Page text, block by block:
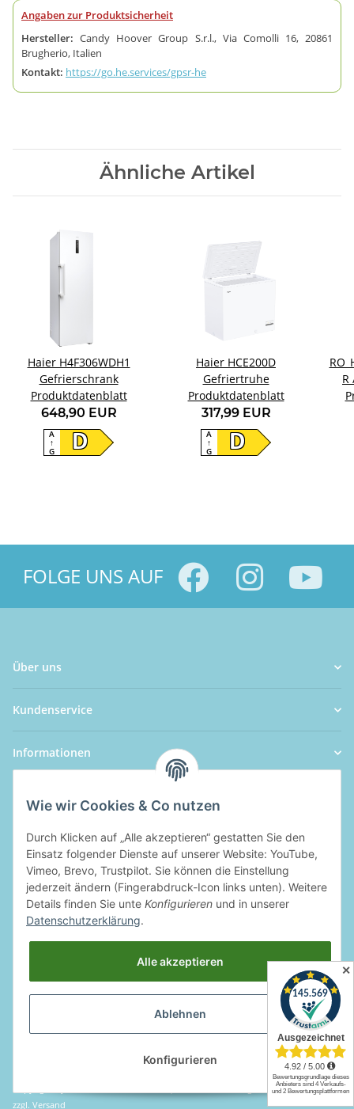
Angaben zur Produktsicherheit
Hersteller: Candy Hoover Group S.r.l., Via Comolli 16, 20861
Brugherio, Italien
Kontakt: https://go.he.services/gpsr-he
Ähnliche Artikel
Haier H4F306WDH1
Gefrierschrank
Produktdatenblatt
648,90 EUR
D
A
↑
G
Haier HCE200D
Gefriertruhe
Produktdatenblatt
317,99 EUR
D
A
↑
G
R
FOLGE UNS AUF
Über uns
Kundenservice
Informationen
Copyright by Rotcom GmbH & Co. KG | * Alle Preise inkl. gesetzlicher MwSt.,
zzgl. Versand
Wie wir Cookies & Co nutzen
Durch Klicken auf „Alle akzeptieren“ gestatten Sie den
Einsatz folgender Dienste auf unserer Website: YouTube,
Vimeo, Brevo, Trustpilot. Sie können die Einstellung
jederzeit ändern (Fingerabdruck-Icon links unten). Weitere
Details finden Sie unte Konfigurieren und in unserer
Datenschutzerklärung.
Alle akzeptieren
Ablehnen
Konfigurieren
✕